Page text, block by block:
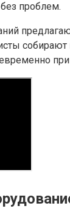
проблем.